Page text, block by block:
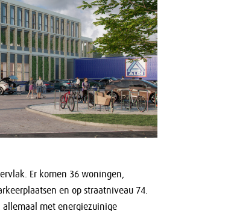
Er komen 36 woningen,
en op straatniveau 74.
met energiezuinige